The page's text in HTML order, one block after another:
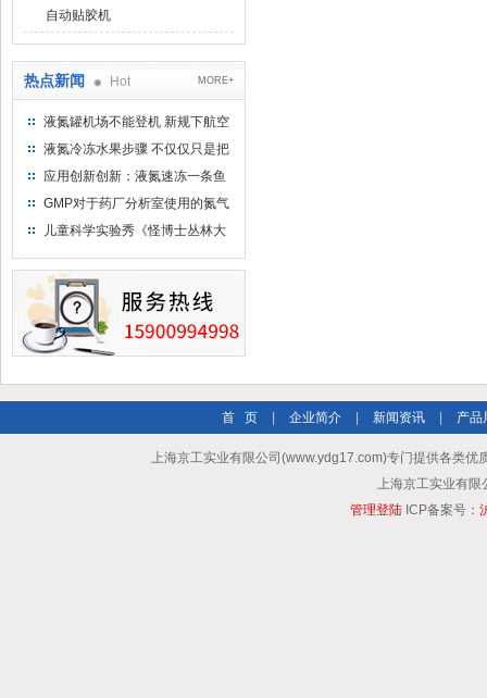
自动贴胶机
热点新闻 Hot MORE+
液氮罐机场不能登机 新规下航空
运输罐能否上飞机
液氮冷冻水果步骤 不仅仅只是把
水果扔到液氮中
应用创新创新：液氮速冻一条鱼
只需15分钟 保持活鲜一整年
GMP对于药厂分析室使用的氮气
钢瓶存放标准
儿童科学实验秀《怪博士丛林大
及
首 页 企业简介 新闻资讯 产品
上海京工实业有限公司(www.ydg17.com)专门提供各类优
上海京工实业有限
管理登陆ICP备案号：